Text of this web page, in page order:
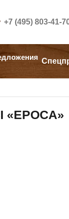
+7 (495) 803-41-